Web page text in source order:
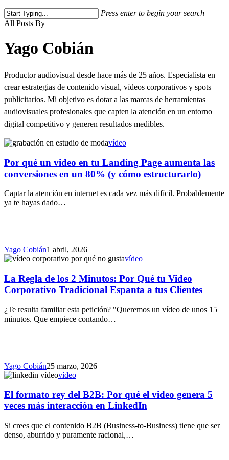
Press enter to begin your search
Close
All Posts By
Yago Cobián
Productor audiovisual desde hace más de 25 años. Especialista en
crear estrategias de contenido visual, vídeos corporativos y spots
publicitarios. Mi objetivo es dotar a las marcas de herramientas
audiovisuales profesionales que capten la atención en un entorno
digital competitivo y generen resultados medibles.
vídeo
Por qué un video en tu Landing Page aumenta las
conversiones en un 80% (y cómo estructurarlo)
Captar la atención en internet es cada vez más difícil. Probablemente
ya te hayas dado…
Yago Cobián1 abril, 2026
vídeo
La Regla de los 2 Minutos: Por Qué tu Video
Corporativo Tradicional Espanta a tus Clientes
¿Te resulta familiar esta petición? "Queremos un vídeo de unos 15
minutos. Que empiece contando…
Yago Cobián25 marzo, 2026
vídeo
El formato rey del B2B: Por qué el video genera 5
veces más interacción en LinkedIn
Si crees que el contenido B2B (Business-to-Business) tiene que ser
denso, aburrido y puramente racional,…